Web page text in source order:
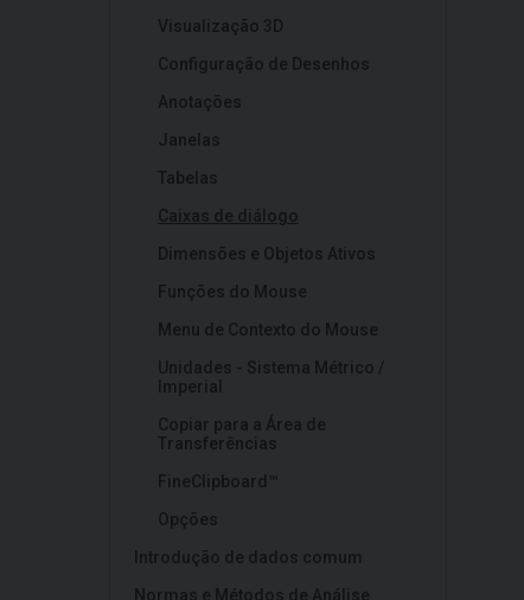
Visualização 3D
Configuração de Desenhos
Anotações
Janelas
Tabelas
Caixas de diálogo
Dimensões e Objetos Ativos
Funções do Mouse
Menu de Contexto do Mouse
Unidades - Sistema Métrico /
Imperial
Copiar para a Área de
Transferências
FineClipboard™
Opções
Introdução de dados comum
Normas e Métodos de Análise